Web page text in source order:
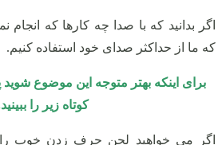
اگر بدانید که با صدا چه‌ کارها که
که ما از حداکثر صدای خود استفاده کنیم.
برای اینکه بهتر متوجه این موضوع
کوتاه زیر را
اگر می‌ خواهید لحن حرف زدن خوب را